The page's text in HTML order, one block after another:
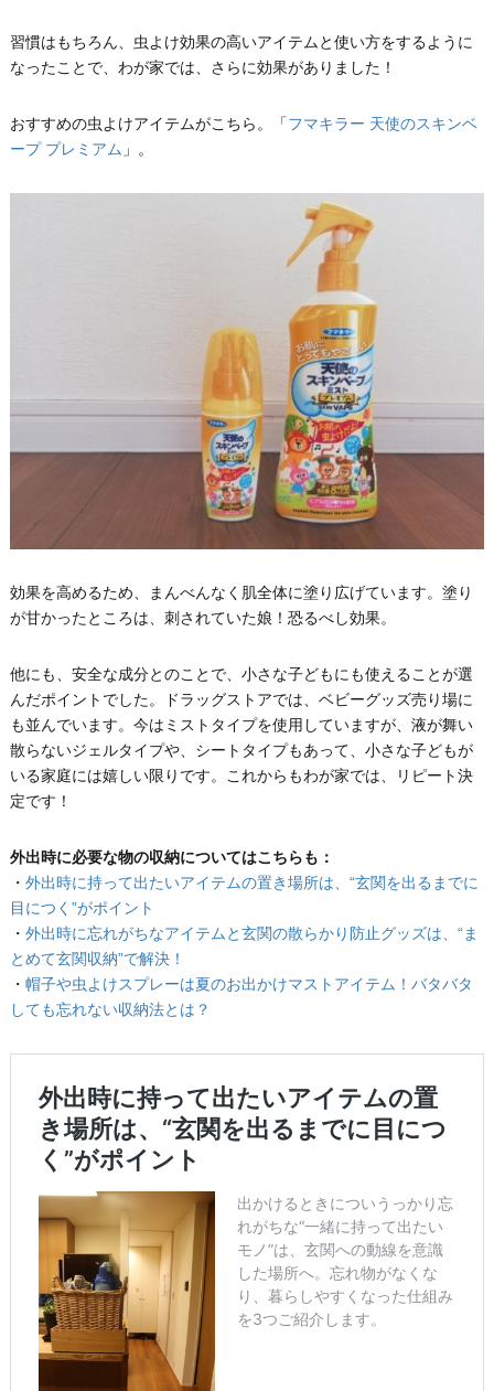
習慣はもちろん、虫よけ効果の高いアイテムと使い方をするように
なったことで、わが家では、さらに効果がありました！
おすすめの虫よけアイテムがこちら。「フマキラー 天使のスキンベ
ープ プレミアム 」。
効果を高めるため、まんべんなく肌全体に塗り広げています。塗り
が甘かったところは、刺されていた娘！恐るべし効果。
他にも、安全な成分とのことで、小さな子どもにも使えることが選
んだポイントでした。ドラッグストアでは、ベビーグッズ売り場に
も並んでいます。今はミストタイプを使用していますが、液が舞い
散らないジェルタイプや、シートタイプもあって、小さな子どもが
いる家庭には嬉しい限りです。これからもわが家では、リピート決
定です！
外出時に必要な物の収納についてはこちらも：
・ 外出時に持って出たいアイテムの置き場所は、“玄関を出るまでに
目につく”がポイント
・ 外出時に忘れがちなアイテムと玄関の散らかり防止グッズは、“ま
とめて玄関収納”で解決！
・ 帽子や虫よけスプレーは夏のお出かけマストアイテム！バタバタ
しても忘れない収納法とは？